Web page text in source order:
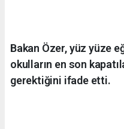
Bakan Özer, yüz yüze
okulların en son
gerektiğini ifade etti.